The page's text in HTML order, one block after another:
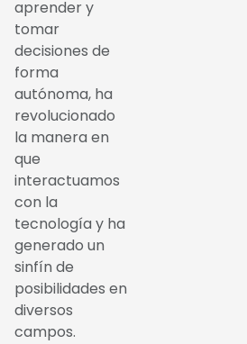
aprender y
tomar
decisiones de
forma
autónoma, ha
revolucionado
la manera en
que
interactuamos
con la
tecnología y ha
generado un
sinfín de
posibilidades en
diversos
campos.